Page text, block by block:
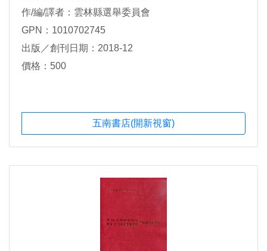
作/編/譯者：雲林縣選舉委員會
GPN：1010702745
出版／創刊日期：2018-12
價格：500
五南書店(開新視窗)